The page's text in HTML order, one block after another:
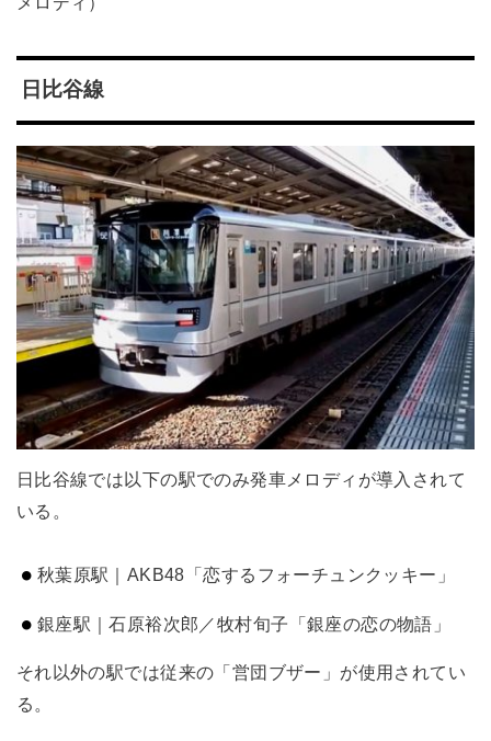
日比谷線
日比谷線では以下の駅でのみ発車メロディが導入されて
いる。
秋葉原駅｜AKB48「恋するフォーチュンクッキー」
銀座駅｜石原裕次郎／牧村旬子「銀座の恋の物語」
それ以外の駅では従来の「営団ブザー」が使用されてい
る。